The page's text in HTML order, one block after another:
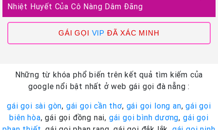
Nhiệt Huyết Của Cô Nàng Dâm Đãng
GÁI GỌI VIP ĐÃ XÁC MINH
Những từ khóa phổ biến trên kết quả tìm kiếm của
google nổi bật nhất ở web gái gọi đà nẵng :
gái gọi sài gòn, gái gọi cần thơ, gái gọi long an,gái gọi
biên hòa, gái gọi đồng nai, gái gọi bình dương, gái gọi